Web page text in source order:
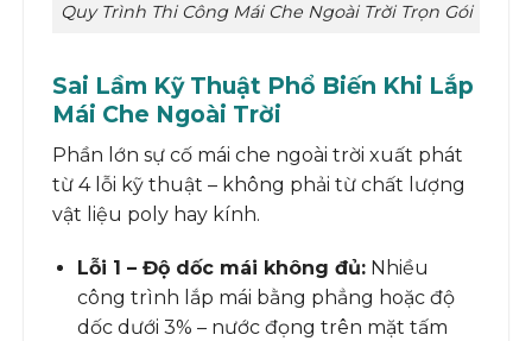
Quy Trình Thi Công Mái Che Ngoài Trời Trọn Gói
Sai Lầm Kỹ Thuật Phổ Biến Khi Lắp
Mái Che Ngoài Trời
Phần lớn sự cố mái che ngoài trời xuất phát
từ 4 lỗi kỹ thuật – không phải từ chất lượng
vật liệu poly hay kính.
Lỗi 1 – Độ dốc mái không đủ:Nhiều
công trình lắp mái bằng phẳng hoặc độ
dốc dưới 3% – nước đọng trên mặt tấm